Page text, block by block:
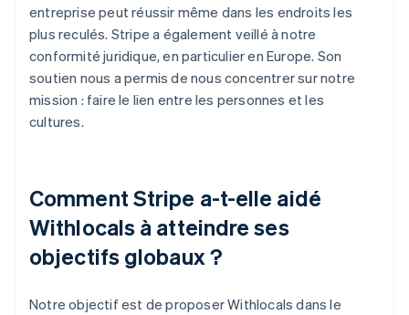
entreprise peut réussir même dans les endroits les
plus reculés. Stripe a également veillé à notre
conformité juridique, en particulier en Europe. Son
soutien nous a permis de nous concentrer sur notre
mission : faire le lien entre les personnes et les
cultures.
Comment Stripe a-t-elle aidé
Withlocals à atteindre ses
objectifs globaux ?
Notre objectif est de proposer Withlocals dans le